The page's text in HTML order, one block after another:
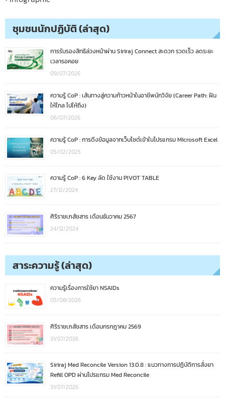
ชุมชนนักปฏิบัติ (ล่าสุด)
การรับรองสิทธิล่วงหน้าผ่าน Siriraj Connect สะดวก รวดเร็ว ลดระยะ
เวลารอคอย
09/07/2026
ความรู้ CoP : เส้นทางสู่ความก้าวหน้าในอาชีพนักวิจัย (Career Path: ฝัน
ให้ไกล ไปให้ถึง)
06/07/2026
ความรู้ CoP : การดึงข้อมูลจากเว็บไซต์เข้าในโปรแกรม Microsoft Excel
05/02/2025
ความรู้ CoP : 6 Key ลัด ใช้งาน PIVOT TABLE
27/12/2024
ศิริราชเภสัชสาร เดือนธันวาคม 2567
24/12/2024
สาระความรู้ (ล่าสุด)
ความรู้เรื่องการใช้ยา NSAIDs
05/08/2026
ศิริราชเภสัชสาร เดือนกรกฎาคม 2569
31/07/2026
Siriraj Med Reconcile Version 13.0.8 : แนวทางการปฏิบัติการสั่งยา
Refill OPD ผ่านโปรแกรม Med Reconcile
31/07/2026